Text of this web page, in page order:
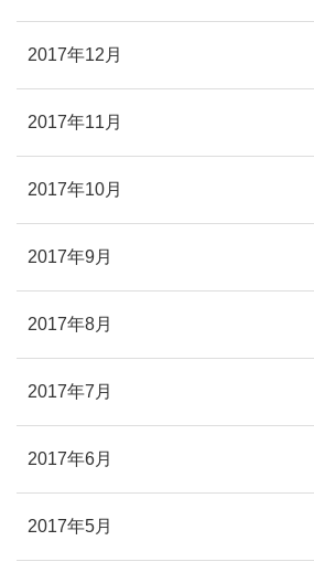
2017年12月
2017年11月
2017年10月
2017年9月
2017年8月
2017年7月
2017年6月
2017年5月